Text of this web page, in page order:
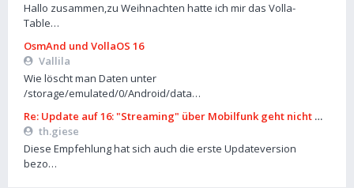
Hallo zusammen,zu Weihnachten hatte ich mir das Volla-
Table…
OsmAnd und VollaOS 16
Vallila
Wie löscht man Daten unter
/storage/emulated/0/Android/data…
Re: Update auf 16: "Streaming" über Mobilfunk geht nicht mehr
th.giese
Diese Empfehlung hat sich auch die erste Updateversion
bezo…